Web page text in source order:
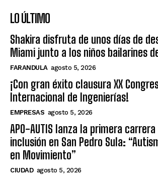
LO ÚLTIMO
Shakira disfruta de unos días de
Miami junto a los niños bailarines
FARANDULA agosto 5, 2026
¡Con gran éxito clausura XX
Internacional de Ingenierías!
EMPRESAS agosto 5, 2026
APO-AUTIS lanza la primera
inclusión en San Pedro Sula:
en Movimiento”
CIUDAD agosto 5, 2026